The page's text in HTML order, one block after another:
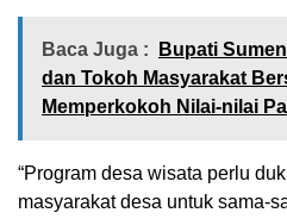
Baca Juga :
Bupati
dan Tokoh Masyarakat
Memperkokoh Nilai-nilai
“Program desa wisata perlu
masyarakat desa untuk sama-